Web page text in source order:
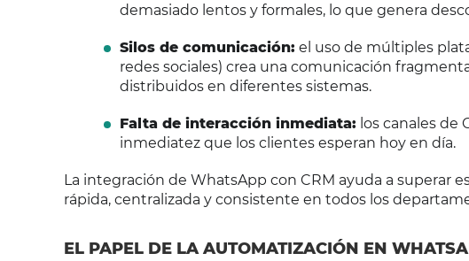
demasiado lentos y formales, lo que genera
Silos de comunicación: el uso de múltiples
redes sociales) crea una comunicación
distribuidos en diferentes sistemas.
Falta de interacción inmediata: los canales de
inmediatez que los clientes esperan hoy en día.
La integración de WhatsApp con CRM ayuda a superar
rápida, centralizada y consistente en todos los
EL PAPEL DE LA AUTOMATIZACIÓN EN